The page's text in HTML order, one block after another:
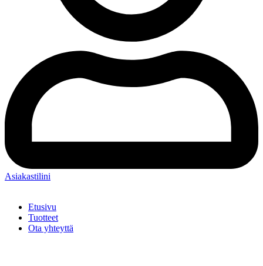
Asiakastilini
Etusivu
Tuotteet
Ota yhteyttä